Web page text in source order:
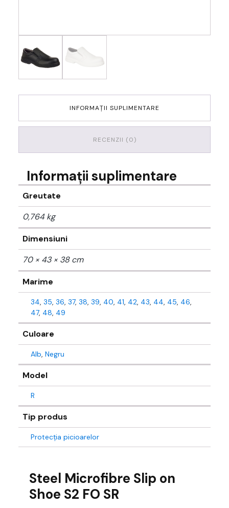
INFORMAȚII SUPLIMENTARE
RECENZII (0)
Informații suplimentare
Greutate
0,764 kg
Dimensiuni
70 × 43 × 38 cm
Marime
34, 35, 36, 37, 38, 39, 40, 41, 42, 43, 44, 45, 46,
47, 48, 49
Culoare
Alb, Negru
Model
R
Tip produs
Protecția picioarelor
Steel Microfibre Slip on
Shoe S2 FO SR